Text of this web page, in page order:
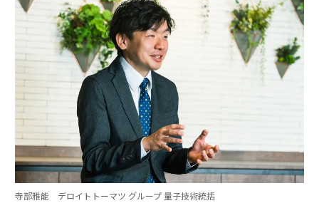
寺部雅能 デロイトトーマツ グループ 量子技術統括